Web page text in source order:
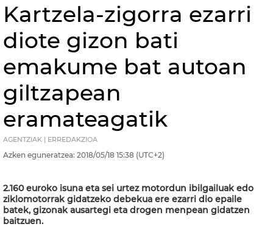
Kartzela-zigorra ezarri
diote gizon bati
emakume bat autoan
giltzapean
eramateagatik
AGENTZIAK | ERREDAKZIOA
Azken eguneratzea: 2018/05/18 15:38 (UTC+2)
2.160 euroko isuna eta sei urtez motordun ibilgailuak edo
ziklomotorrak gidatzeko debekua ere ezarri dio epaile
batek, gizonak ausartegi eta drogen menpean gidatzen
baitzuen.